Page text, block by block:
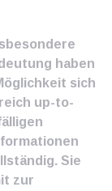
haben
sich
up-to-
Sie
zur